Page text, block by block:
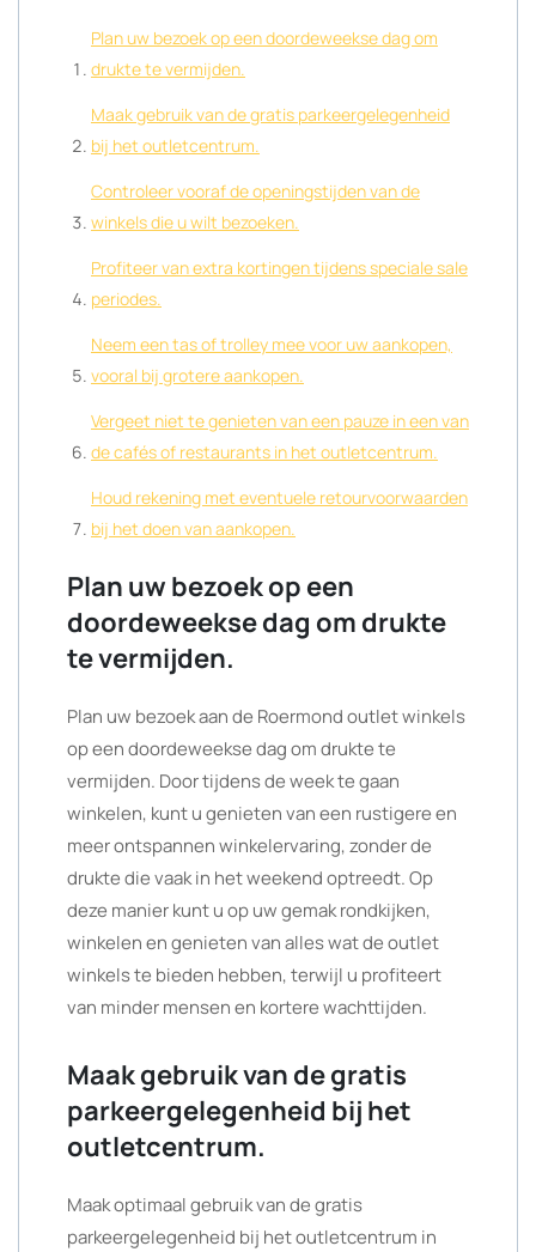
Plan uw bezoek op een doordeweekse dag om
drukte te vermijden.
Maak gebruik van de gratis parkeergelegenheid
bij het outletcentrum.
Controleer vooraf de openingstijden van de
winkels die u wilt bezoeken.
Profiteer van extra kortingen tijdens speciale sale
periodes.
Neem een tas of trolley mee voor uw aankopen,
vooral bij grotere aankopen.
Vergeet niet te genieten van een pauze in een van
de cafés of restaurants in het outletcentrum.
Houd rekening met eventuele retourvoorwaarden
bij het doen van aankopen.
Plan uw bezoek op een
doordeweekse dag om drukte
te vermijden.
Plan uw bezoek aan de Roermond outlet winkels
op een doordeweekse dag om drukte te
vermijden. Door tijdens de week te gaan
winkelen, kunt u genieten van een rustigere en
meer ontspannen winkelervaring, zonder de
drukte die vaak in het weekend optreedt. Op
deze manier kunt u op uw gemak rondkijken,
winkelen en genieten van alles wat de outlet
winkels te bieden hebben, terwijl u profiteert
van minder mensen en kortere wachttijden.
Maak gebruik van de gratis
parkeergelegenheid bij het
outletcentrum.
Maak optimaal gebruik van de gratis
parkeergelegenheid bij het outletcentrum in